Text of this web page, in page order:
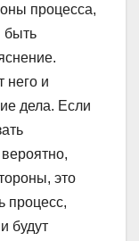
процесса,
быть
него и
дела. Если
это
процесс,
будут